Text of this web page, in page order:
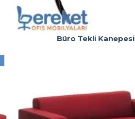
Büro Tekli Kanepesi